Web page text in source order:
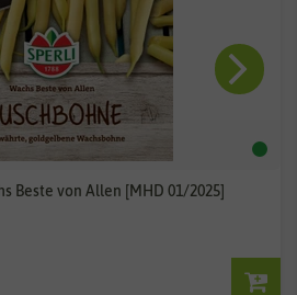
Beste von Allen [MHD 01/2025]